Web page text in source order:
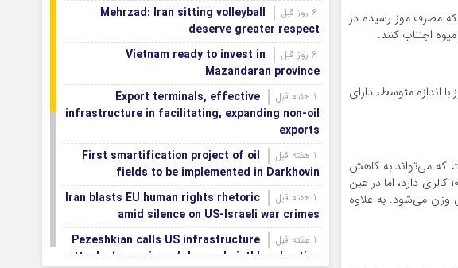
که مصرف موز رسیده در
اندازه متوسط، دارای
که می‌تواند به کاهش
وزن کمک کند. اولین ویژگی آن این است که کالری بسیار کمی دارد. یک موز با اندازه متوسط تقریباً چیزی حدود ۱۰۰ کالری دارد، اما در عین
وزن می‌شود. به علاوه
Mehrzad: Iran sitting volleyball
deserve greater respect
Vietnam ready to invest in
Mazandaran province
Export terminals, effective
infrastructure in facilitating, expanding non-oil
exports
First smartification project of oil
fields to be implemented in Darkhovin
Iran blasts EU human rights rhetoric
amid silence on US-Israeli war crimes
Pezeshkian calls US infrastructure
attacks ‘war crimes,’ demands intl legal action